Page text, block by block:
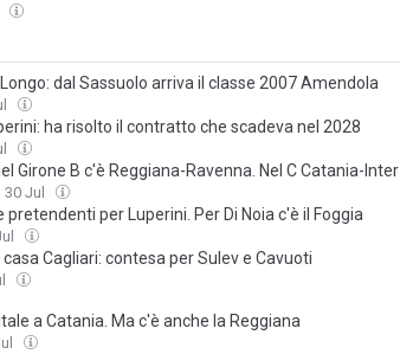
dal Sassuolo arriva il classe 2007 Amendola
ha risolto il contratto che scadeva nel 2028
Girone B c'è Reggiana-Ravenna. Nel C Catania-Inter
30 Jul
per Luperini. Per Di Noia c'è il Foggia
Cagliari: contesa per Sulev e Cavuoti
a Catania. Ma c'è anche la Reggiana